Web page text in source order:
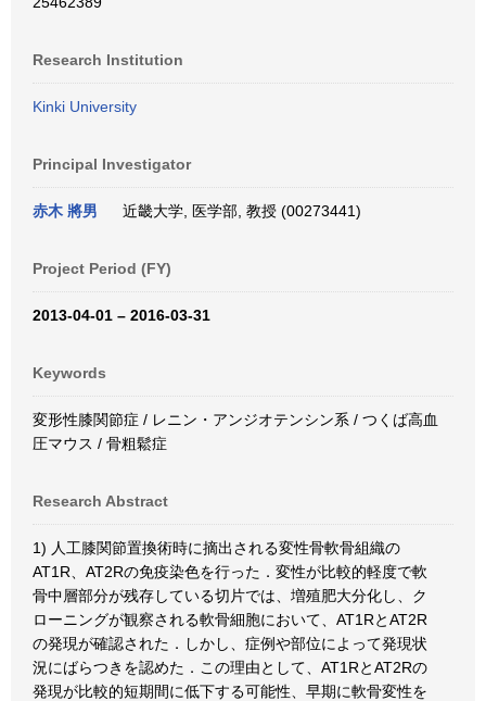
Research Institution
Kinki University
Principal Investigator
赤木 將男 近畿大学, 医学部, 教授 (00273441)
Project Period (FY)
2013-04-01 – 2016-03-31
Keywords
変形性膝関節症 / レニン・アンジオテンシン系 / つくば高血
圧マウス / 骨粗鬆症
Research Abstract
1) 人工膝関節置換術時に摘出される変性骨軟骨組織の
AT1R、AT2Rの免疫染色を行った．変性が比較的軽度で軟
骨中層部分が残存している切片では、増殖肥大分化し、ク
ローニングが観察される軟骨細胞において、AT1RとAT2R
の発現が確認された．しかし、症例や部位によって発現状
況にばらつきを認めた．この理由として、AT1RとAT2Rの
発現が比較的短期間に低下する可能性、早期に軟骨変性を